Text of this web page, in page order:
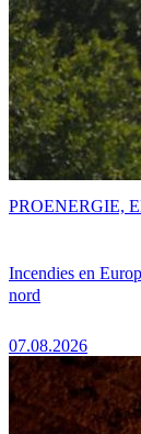
Incendies en
nord
07.08.2026
PROENERGIE,